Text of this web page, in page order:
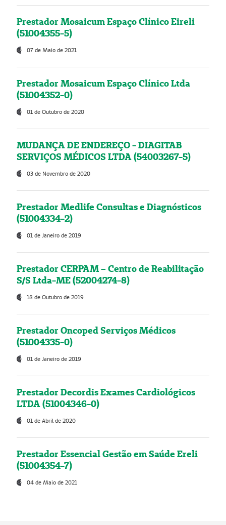
Prestador Mosaicum Espaço Clínico Eireli
(51004355-5)
07 de Maio de 2021
Prestador Mosaicum Espaço Clínico Ltda
(51004352-0)
01 de Outubro de 2020
MUDANÇA DE ENDEREÇO - DIAGITAB
SERVIÇOS MÉDICOS LTDA (54003267-5)
03 de Novembro de 2020
Prestador Medlife Consultas e Diagnósticos
(51004334-2)
01 de Janeiro de 2019
Prestador CERPAM – Centro de Reabilitação
S/S Ltda-ME (52004274-8)
18 de Outubro de 2019
Prestador Oncoped Serviços Médicos
(51004335-0)
01 de Janeiro de 2019
Prestador Decordis Exames Cardiológicos
LTDA (51004346-0)
01 de Abril de 2020
Prestador Essencial Gestão em Saúde Ereli
(51004354-7)
04 de Maio de 2021